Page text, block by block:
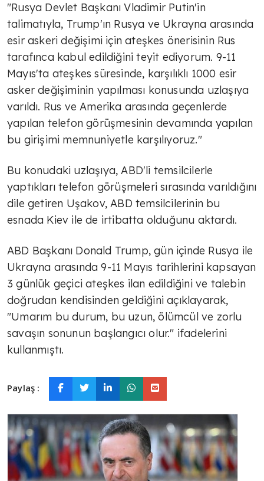
"Rusya Devlet Başkanı Vladimir Putin'in
talimatıyla, Trump'ın Rusya ve Ukrayna arasında
esir askeri değişimi için ateşkes önerisinin Rus
tarafınca kabul edildiğini teyit ediyorum. 9-11
Mayıs'ta ateşkes süresinde, karşılıklı 1000 esir
asker değişiminin yapılması konusunda uzlaşıya
varıldı. Rus ve Amerika arasında geçenlerde
yapılan telefon görüşmesinin devamında yapılan
bu girişimi memnuniyetle karşılıyoruz."
Bu konudaki uzlaşıya, ABD'li temsilcilerle
yaptıkları telefon görüşmeleri sırasında varıldığını
dile getiren Uşakov, ABD temsilcilerinin bu
esnada Kiev ile de irtibatta olduğunu aktardı.
ABD Başkanı Donald Trump, gün içinde Rusya ile
Ukrayna arasında 9-11 Mayıs tarihlerini kapsayan
3 günlük geçici ateşkes ilan edildiğini ve talebin
doğrudan kendisinden geldiğini açıklayarak,
"Umarım bu durum, bu uzun, ölümcül ve zorlu
savaşın sonunun başlangıcı olur." ifadelerini
kullanmıştı.
Paylaş :